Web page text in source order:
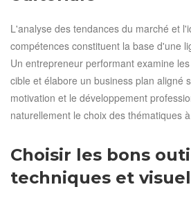
L'analyse des tendances du marché et
compétences constituent la base d'une
Un entrepreneur performant examine
cible et élabore un business plan aligné
motivation et le développement
naturellement le choix des thématiques
Choisir les bons
techniques et